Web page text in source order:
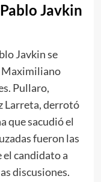
Javkin
Javkin se
Maximiliano
Pullaro,
Larreta, derrotó
que sacudió el
fueron las
candidato a
discusiones.